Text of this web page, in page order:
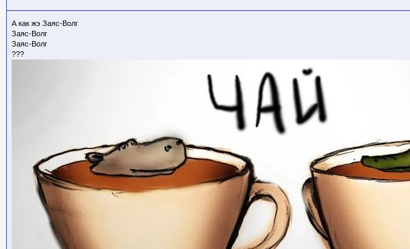
А как жэ Заяс-Волг
Заяс-Волг
Заяс-Волг
???